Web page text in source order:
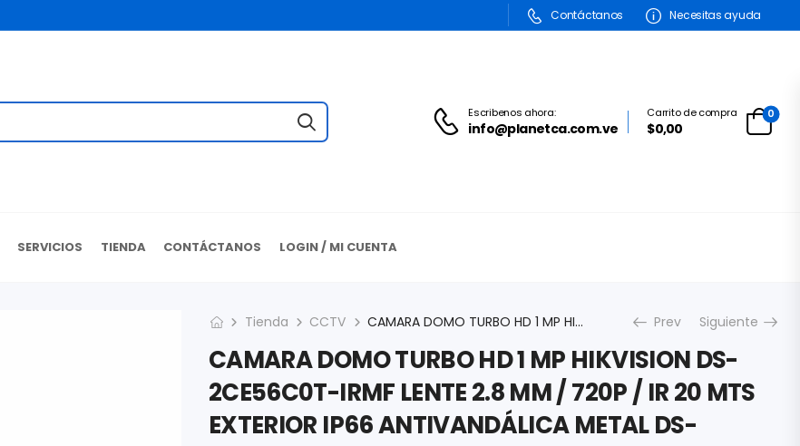
Contáctanos Necesitas ayuda
Escribenos ahora:
info@planetca.com.ve
Carrito de compra
$0,00
0
SERVICIOS TIENDA CONTÁCTANOS LOGIN / MI CUENTA
Tienda CCTV CAMARA DOMO TURBO HD 1 MP HIKVISION DS-2CE56C0T-IRMF LENTE 2.8 MM / 720P / IR 20 MTS EXTERIOR IP66 ANTIVANDÁLICA METAL DS-2CE56C0T-IRMF Prev Siguiente
CAMARA DOMO TURBO HD 1 MP HIKVISION DS-
2CE56C0T-IRMF LENTE 2.8 MM / 720P / IR 20 MTS
EXTERIOR IP66 ANTIVANDÁLICA METAL DS-